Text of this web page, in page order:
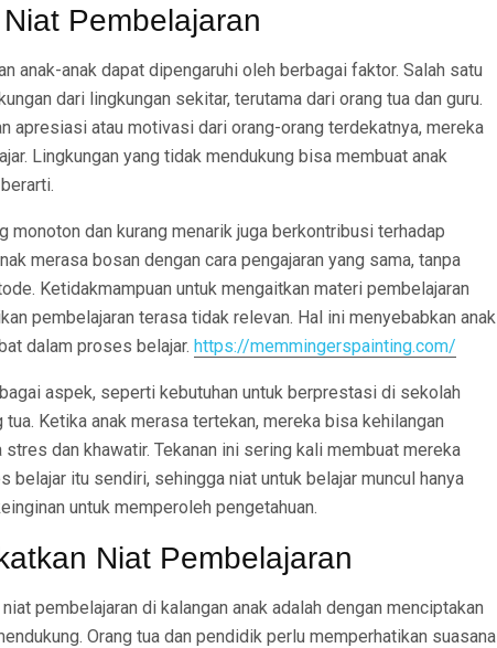
Pembelajaran
anak-anak dapat dipengaruhi oleh berbagai faktor. Salah satu
dari lingkungan sekitar, terutama dari orang tua dan guru.
apresiasi atau motivasi dari orang-orang terdekatnya, mereka
Lingkungan yang tidak mendukung bisa membuat anak
monoton dan kurang menarik juga berkontribusi terhadap
merasa bosan dengan cara pengajaran yang sama, tanpa
Ketidakmampuan untuk mengaitkan materi pembelajaran
pembelajaran terasa tidak relevan. Hal ini menyebabkan anak
dalam proses belajar. https://memmingerspainting.com/
aspek, seperti kebutuhan untuk berprestasi di sekolah
Ketika anak merasa tertekan, mereka bisa kehilangan
dan khawatir. Tekanan ini sering kali membuat mereka
itu sendiri, sehingga niat untuk belajar muncul hanya
untuk memperoleh pengetahuan.
Niat Pembelajaran
pembelajaran di kalangan anak adalah dengan menciptakan
Orang tua dan pendidik perlu memperhatikan suasana